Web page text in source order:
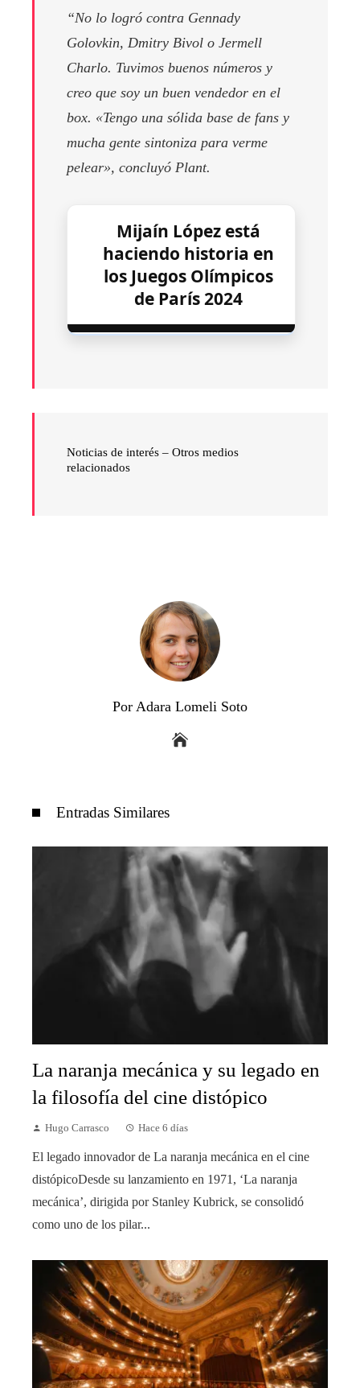
“No lo logró contra Gennady
Golovkin, Dmitry Bivol o Jermell
Charlo. Tuvimos buenos números y
creo que soy un buen vendedor en el
box. «Tengo una sólida base de fans y
mucha gente sintoniza para verme
pelear», concluyó Plant.
Mijaín López está
haciendo historia en
los Juegos Olímpicos
de París 2024
Noticias de interés – Otros medios
relacionados
Por Adara Lomeli Soto
Entradas Similares
La naranja mecánica y su legado en
la filosofía del cine distópico
Hugo Carrasco Hace 6 días
El legado innovador de La naranja mecánica en el cine
distópicoDesde su lanzamiento en 1971, ‘La naranja
mecánica’, dirigida por Stanley Kubrick, se consolidó
como uno de los pilar...